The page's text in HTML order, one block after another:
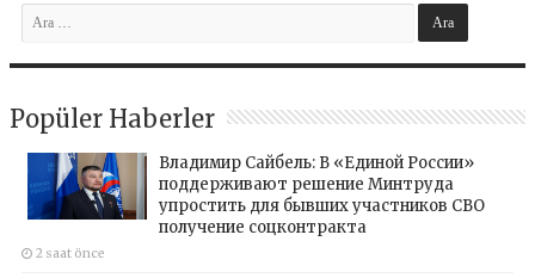
Popüler Haberler
Владимир Сайбель: В «Единой России»
поддерживают решение Минтруда
упростить для бывших участников СВО
получение соцконтракта
2 saat önce